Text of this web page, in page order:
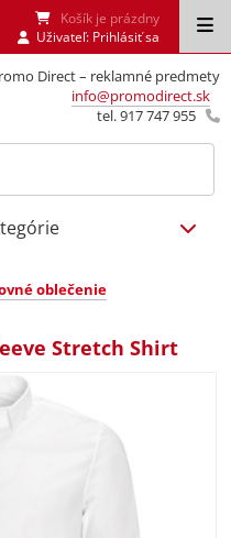
Direct – reklamné predmety
info@promodirect.sk
tel. 917 747 955
Košík je prázdny
Uživateľ: Prihlásiť sa
oblečenie
Stretch Shirt